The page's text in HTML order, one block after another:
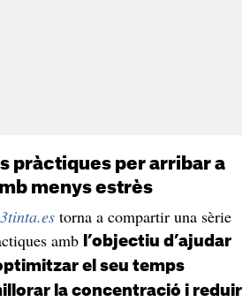
pràctiques per arribar a
menys estrès
torna a compartir una sèrie
amb l’objectiu d’ajudar
el seu temps
la concentració i reduir